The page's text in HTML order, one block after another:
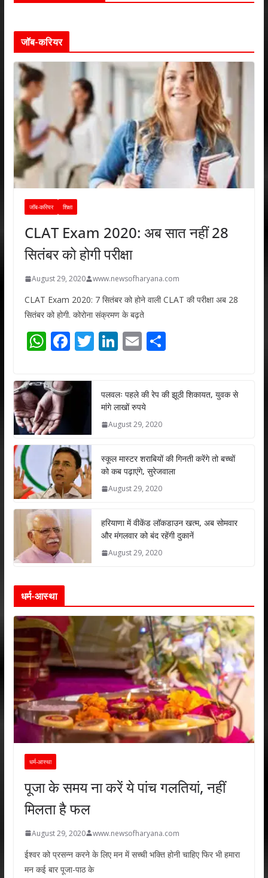
जॉब-करियर
जॉब-करियर शिक्षा
CLAT Exam 2020: अब सात नहीं 28
सितंबर को होगी परीक्षा
August 29, 2020 www.newsofharyana.com
CLAT Exam 2020: 7 सितंबर को होने वाली CLAT की परीक्षा अब 28
सितंबर को होगी. कोरोना संक्रमण के बढ़ते
W
at
s
A
p
p
F
e
b
o
k
T
er
Li
e
dI
n
E
l
S
e
पलवलः पहले की रेप की झूठी शिकायत, युवक से
मांगे लाखों रुपये
August 29, 2020
स्कूल मास्टर शराबियों की गिनती करेंगे तो बच्चों
को कब पढ़ाएंगे, सुरेजवाला
August 29, 2020
हरियाणा में वीकेंड लॉकडाउन खत्म, अब सोमवार
और मंगलवार को बंद रहेंगी दुकानें
August 29, 2020
धर्म-आस्था
धर्म-आस्था
पूजा के समय ना करें ये पांच गलतियां, नहीं
मिलता है फल
August 29, 2020 www.newsofharyana.com
ईश्वर को प्रसन्न करने के लिए मन में सच्ची भक्ति होनी चाहिए फिर भी हमारा
मन कई बार पूजा-पाठ के